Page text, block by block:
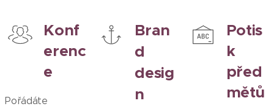
Konf
erenc
e
Pořádáte
Bran
d
desig
n
Potis
k
před
mětů